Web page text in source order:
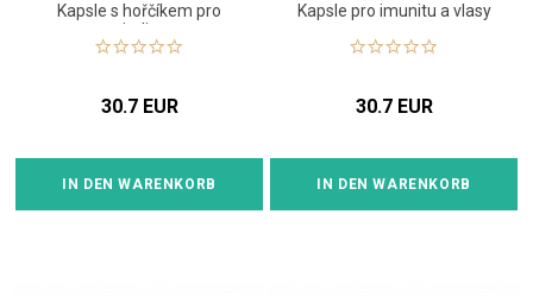
Kapsle s hořčíkem pro
vitalitu
30.7 EUR
IN DEN WARENKORB
Supplement 90 cps.
Kapsle pro imunitu a vlasy
30.7 EUR
IN DEN WARENKORB